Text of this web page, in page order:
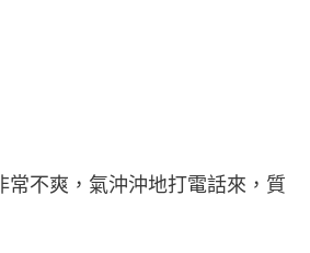
常不爽，氣沖沖地打電話來，質